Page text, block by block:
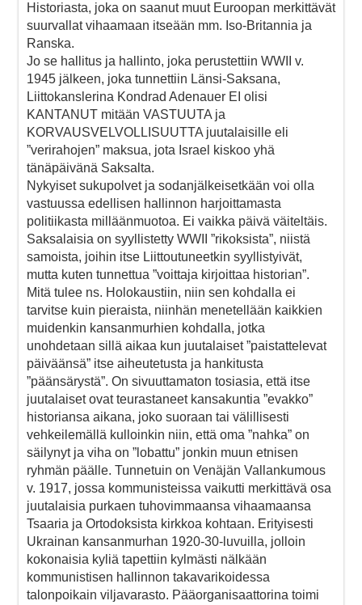
Historiasta, joka on saanut muut Euroopan merkittävät
suurvallat vihaamaan itseään mm. Iso-Britannia ja
Ranska.
Jo se hallitus ja hallinto, joka perustettiin WWII v.
1945 jälkeen, joka tunnettiin Länsi-Saksana,
Liittokanslerina Kondrad Adenauer EI olisi
KANTANUT mitään VASTUUTA ja
KORVAUSVELVOLLISUUTTA juutalaisille eli
”verirahojen” maksua, jota Israel kiskoo yhä
tänäpäivänä Saksalta.
Nykyiset sukupolvet ja sodanjälkeisetkään voi olla
vastuussa edellisen hallinnon harjoittamasta
politiikasta milläänmuotoa. Ei vaikka päivä väiteltäis.
Saksalaisia on syyllistetty WWII ”rikoksista”, niistä
samoista, joihin itse Liittoutuneetkin syyllistyivät,
mutta kuten tunnettua ”voittaja kirjoittaa historian”.
Mitä tulee ns. Holokaustiin, niin sen kohdalla ei
tarvitse kuin pieraista, niinhän menetellään kaikkien
muidenkin kansanmurhien kohdalla, jotka
unohdetaan sillä aikaa kun juutalaiset ”paistattelevat
päiväänsä” itse aiheutetusta ja hankitusta
”päänsärystä”. On sivuuttamaton tosiasia, että itse
juutalaiset ovat teurastaneet kansakuntia ”evakko”
historiansa aikana, joko suoraan tai välillisesti
vehkeilemällä kulloinkin niin, että oma ”nahka” on
säilynyt ja viha on ”lobattu” jonkin muun etnisen
ryhmän päälle. Tunnetuin on Venäjän Vallankumous
v. 1917, jossa kommunisteissa vaikutti merkittävä osa
juutalaisia purkaen tuhovimmaansa vihaamaansa
Tsaaria ja Ortodoksista kirkkoa kohtaan. Erityisesti
Ukrainan kansanmurhan 1920-30-luvuilla, jolloin
kokonaisia kyliä tapettiin kylmästi nälkään
kommunistisen hallinnon takavarikoidessa
talonpoikain viljavarasto. Pääorganisaattorina toimi